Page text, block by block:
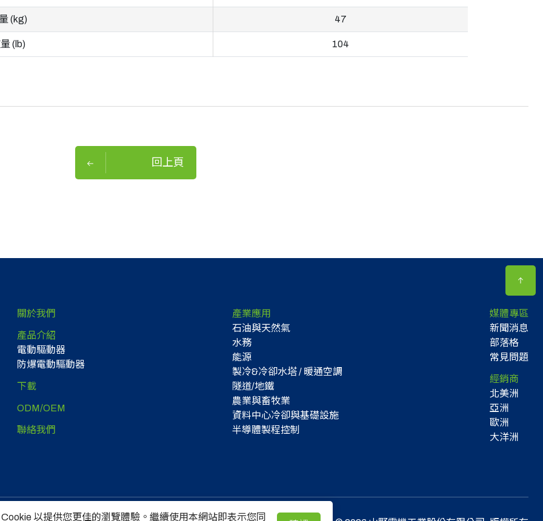
(kg) 47
(lb) 104
回上頁
關於我們
產品介紹
電動驅動器
防爆電動驅動器
下載
ODM/OEM
聯絡我們
產業應用
石油與天然氣
水務
能源
製冷&冷卻水塔 / 暖通空調
隧道/地鐵
農業與畜牧業
資料中心冷卻與基礎設施
半導體製程控制
媒體專區
新聞消息
部落格
常見問題
經銷商
北美洲
亞洲
歐洲
大洋洲
以提供您更佳的瀏覽體驗。繼續使用本網站即表示您同